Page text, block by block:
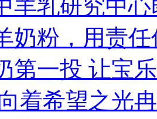
羊乳研究中
奶粉，用责
第一投 让宝
着希望之光